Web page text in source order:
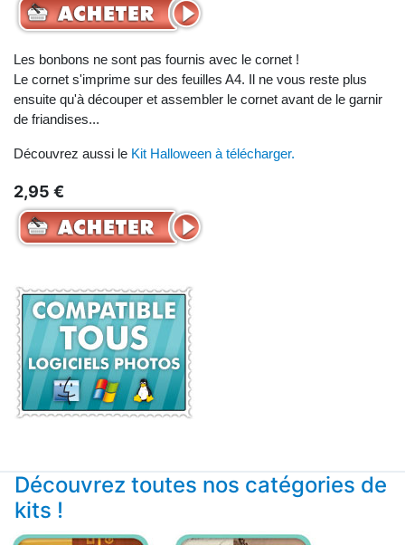
Les bonbons ne sont pas fournis avec le cornet !
Le cornet s'imprime sur des feuilles A4. Il ne vous reste plus
ensuite qu'à découper et assembler le cornet avant de le garnir
de friandises...
Découvrez aussi le Kit Halloween à télécharger.
2,95 €
Découvrez toutes nos catégories de
kits !